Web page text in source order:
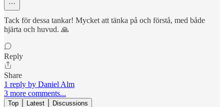
Tack för dessa tankar! Mycket att tänka på och förstå, med både
hjärta och huvud. 🙏
Reply
Share
1 reply by Daniel Alm
3 more comments...
Top Latest Discussions